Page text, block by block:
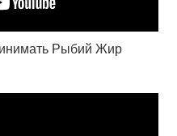
Рыбий Жир